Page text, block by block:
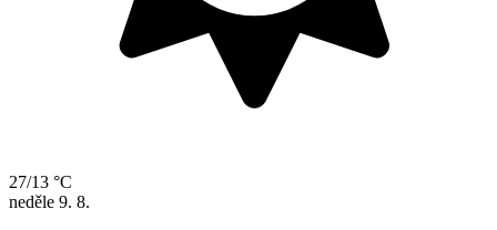
27/13 °C
neděle 9. 8.